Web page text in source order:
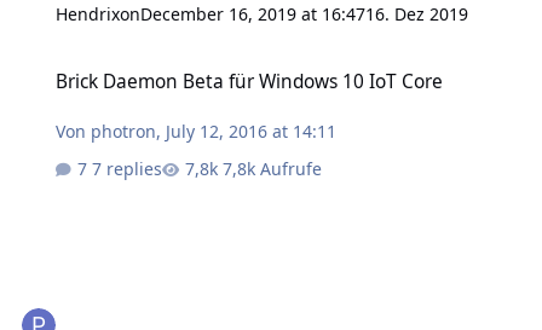
HendrixonDecember 16, 2019 at 16:4716. Dez 2019
Brick Daemon Beta für Windows 10 IoT Core
Von photron, July 12, 2016 at 14:11
7 replies
7,8k Aufrufe